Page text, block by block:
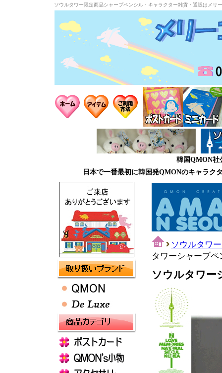
ソウルタワー限定商品シャープペンシル・キャラクター雑貨・通販はメリ
韓国QMON社
日本で一番最初に韓国発QMONのキャラク
ソウルタワ
タワーシャープペ
ソウルタワー